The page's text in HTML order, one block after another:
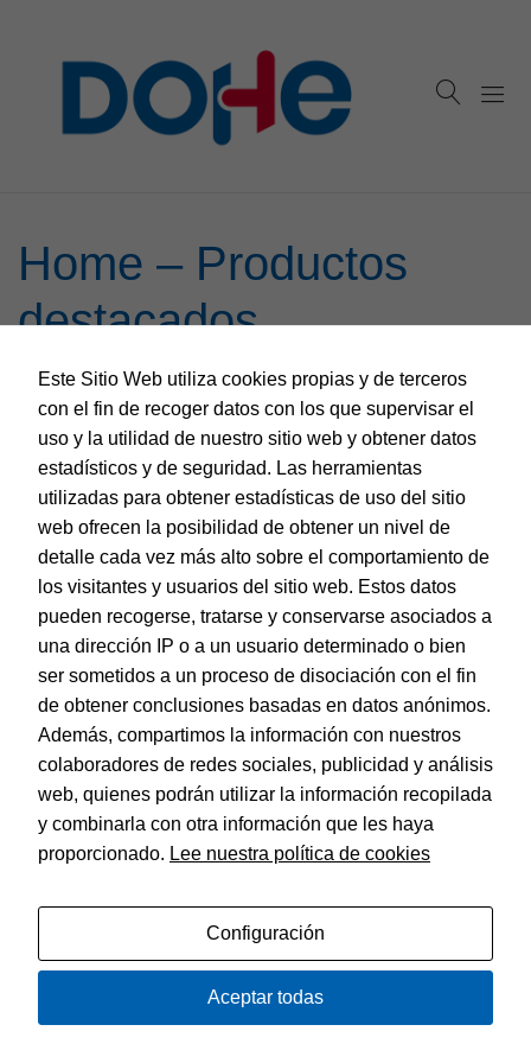
Home – Productos
destacados
Published in:28 de septiembre de 2020
© Dohe - Camino de Madrid, 14
28970 • Humanes de Madrid (Madrid)
ESPAÑA
Política de privacidad
Aviso legal
Política de cookies
Este Sitio Web utiliza cookies propias y de terceros
con el fin de recoger datos con los que supervisar el
uso y la utilidad de nuestro sitio web y obtener datos
estadísticos y de seguridad. Las herramientas
utilizadas para obtener estadísticas de uso del sitio
web ofrecen la posibilidad de obtener un nivel de
detalle cada vez más alto sobre el comportamiento de
los visitantes y usuarios del sitio web. Estos datos
pueden recogerse, tratarse y conservarse asociados a
una dirección IP o a un usuario determinado o bien
ser sometidos a un proceso de disociación con el fin
de obtener conclusiones basadas en datos anónimos.
Además, compartimos la información con nuestros
colaboradores de redes sociales, publicidad y análisis
web, quienes podrán utilizar la información recopilada
y combinarla con otra información que les haya
proporcionado. Lee nuestra política de cookies
Configuración
Aceptar todas